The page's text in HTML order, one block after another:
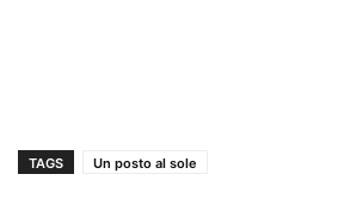
TAGS Un posto al sole